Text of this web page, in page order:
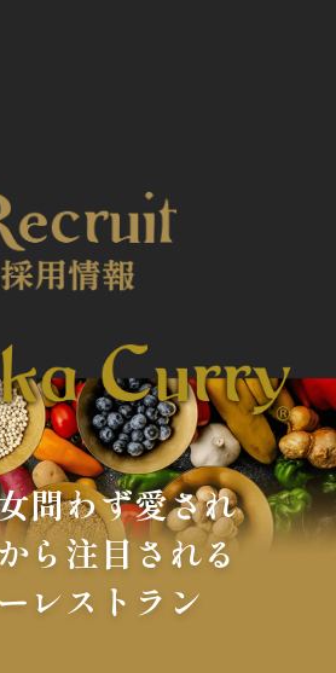
問わず愛され
ら注目される
レストラン